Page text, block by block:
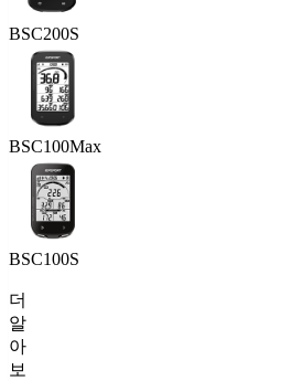
BSC200S
BSC100Max
BSC100S
더
알
아
보